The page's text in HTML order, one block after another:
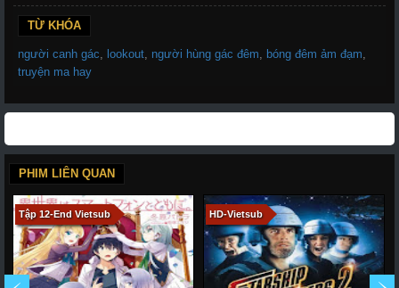
TỪ KHÓA
người canh gác, lookout, người hùng gác đêm, bóng đêm ảm đạm,
truyện ma hay
PHIM LIÊN QUAN
Tập 12-End Vietsub HD-Vietsub